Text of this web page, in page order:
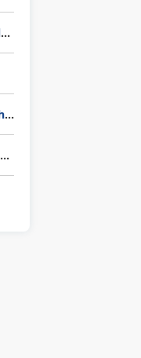
PT Panasonic Manufacturing Indonesia
PT Equalindo Makmur Alam Sejahtera (Equalindo Group)
PT Sinar Metrindo Perkasa (SIMETRI)